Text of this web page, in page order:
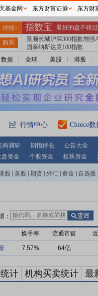
数据 全球 美股 港股
行情中心 Choice数
构调研 期指持仓 公告大全
盘资金 个股资金 板块资金
股 美股 期货 外汇 黄金 自选股
：
换手率 流通市值
7.57% 64亿
计 机构买卖统计 最
基金网 东方财富证券 东方财